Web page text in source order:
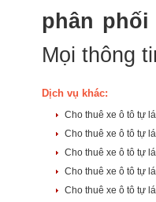
phân phối
Mọi thông
Dịch vụ khác:
Cho thuê xe ô tô tự
Cho thuê xe ô tô tự
Cho thuê xe ô tô tự
Cho thuê xe ô tô tự
Cho thuê xe ô tô tự